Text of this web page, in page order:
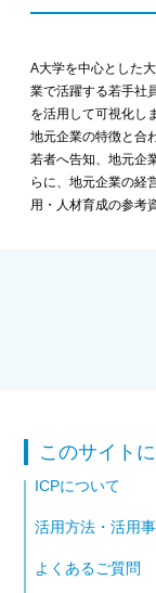
A大学を中心とした
業で活躍する若手社
を活用して可視化し
地元企業の特徴と合
若者へ告知、地元企
らに、地元企業の経
用・人材育成の参考
このサイト
ICPについて
活用方法・活用
よくあるご質問